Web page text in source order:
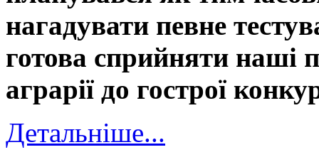
нагадувати певне
готова сприйняти наші
аграрії до гострої
Детальніше...